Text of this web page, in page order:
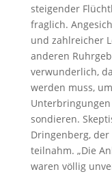
steigender
fraglich.
und zahlreicher
anderen
verwunderlich,
werden muss,
sondieren.
Dringenberg,
teilnahm. „Die
waren völlig